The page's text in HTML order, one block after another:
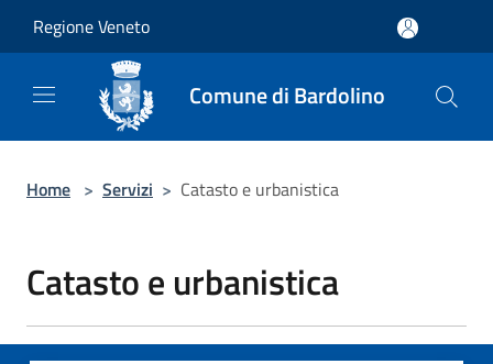
Regione Veneto
Comune di Bardolino
Home > Servizi > Catasto e urbanistica
Catasto e urbanistica